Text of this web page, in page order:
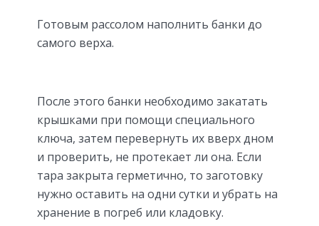
Готовым рассолом наполнить банки до
самого верха.
После этого банки необходимо закатать
крышками при помощи специального
ключа, затем перевернуть их вверх дном
и проверить, не протекает ли она. Если
тара закрыта герметично, то заготовку
нужно оставить на одни сутки и убрать на
хранение в погреб или кладовку.